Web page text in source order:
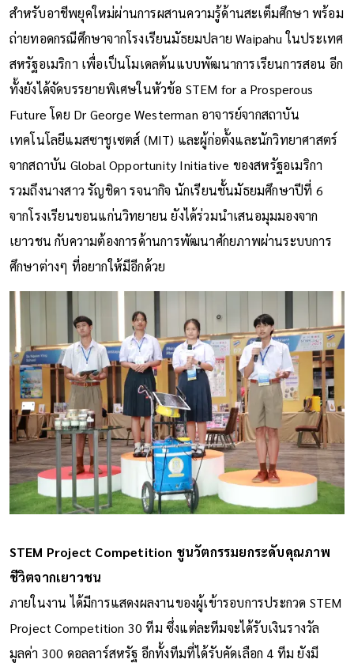
สำหรับอาชีพยุคใหม่ผ่านการผสานความรู้ด้านสะเต็มศึกษา พร้อม
ถ่ายทอดกรณีศึกษาจากโรงเรียนมัธยมปลาย Waipahu ในประเทศ
สหรัฐอเมริกา เพื่อเป็นโมเดลต้นแบบพัฒนาการเรียนการสอน อีก
ทั้งยังได้จัดบรรยายพิเศษในหัวข้อ STEM for a Prosperous
Future โดย Dr George Westerman อาจารย์จากสถาบัน
เทคโนโลยีแมสซาชูเซตส์ (MIT) และผู้ก่อตั้งและนักวิทยาศาสตร์
จากสถาบัน Global Opportunity Initiative ของสหรัฐอเมริกา
รวมถึงนางสาว รัญชิดา รจนากิจ นักเรียนชั้นมัธยมศึกษาปีที่ 6
จากโรงเรียนขอนแก่นวิทยายน ยังได้ร่วมนำเสนอมุมมองจาก
เยาวชน กับความต้องการด้านการพัฒนาศักยภาพผ่านระบบการ
ศึกษาต่างๆ ที่อยากให้มีอีกด้วย
STEM Project Competition ชูนวัตกรรมยกระดับคุณภาพ
ชีวิตจากเยาวชน
ภายในงาน ได้มีการแสดงผลงานของผู้เข้ารอบการประกวด STEM
Project Competition 30 ทีม ซึ่งแต่ละทีมจะได้รับเงินรางวัล
มูลค่า 300 ดอลลาร์สหรัฐ อีกทั้งทีมที่ได้รับคัดเลือก 4 ทีม ยังมี